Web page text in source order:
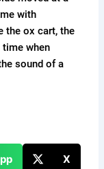
with
the ox cart, the
when
sound of a
X